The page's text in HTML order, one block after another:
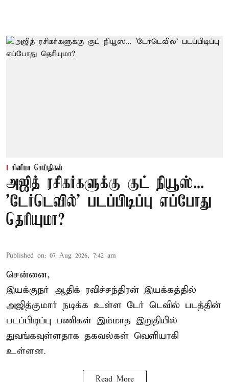
சினிமா செய்திகள்
அஜித் ரசிகர்களுக்கு குட் நியூஸ்...
'டேர்டெவில்' படப்பிடிப்பு எப்போது
தெரியுமா?
Published on: 07 Aug 2026, 7:42 am
சென்னை,
இயக்குநர் ஆதிக் ரவிச்சந்திரன் இயக்கத்தில்
அஜித்குமார் நடிக்க உள்ள டேர் டெவில் படத்தின்
படப்பிடிப்பு பணிகள் இம்மாத இறுதியில்
துவங்கவுள்ளதாக தகவல்கள் வெளியாகி
உள்ளன.
Read More